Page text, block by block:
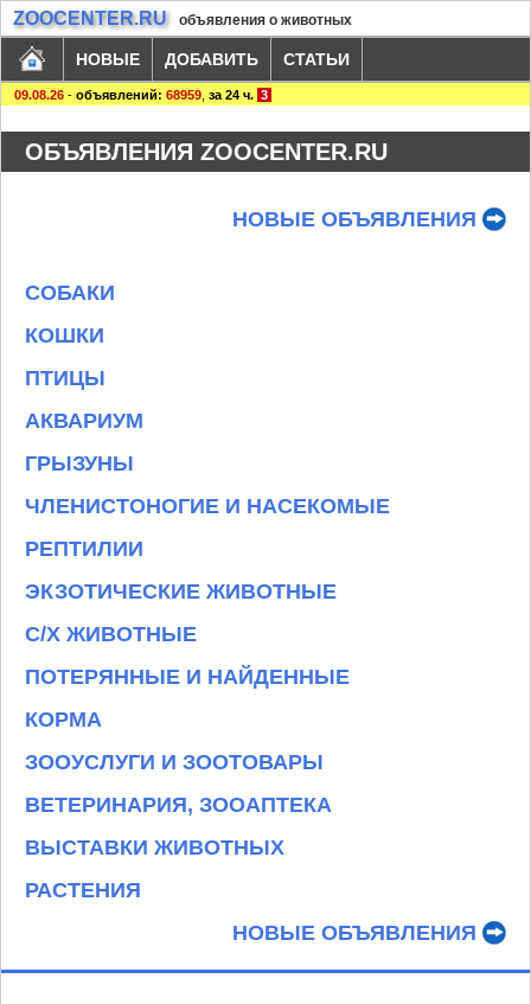
ZOOCENTER.RU объявления о животных
НОВЫЕ ДОБАВИТЬ СТАТЬИ
09.08.26 - объявлений: 68959 за 24 ч. 3
ОБЪЯВЛЕНИЯ ZOOCENTER.RU
НОВЫЕ ОБЪЯВЛЕНИЯ
СОБАКИ
КОШКИ
ПТИЦЫ
АКВАРИУМ
ГРЫЗУНЫ
ЧЛЕНИСТОНОГИЕ И НАСЕКОМЫЕ
РЕПТИЛИИ
ЭКЗОТИЧЕСКИЕ ЖИВОТНЫЕ
С/Х ЖИВОТНЫЕ
ПОТЕРЯННЫЕ И НАЙДЕННЫЕ
КОРМА
ЗООУСЛУГИ И ЗООТОВАРЫ
ВЕТЕРИНАРИЯ, ЗООАПТЕКА
ВЫСТАВКИ ЖИВОТНЫХ
РАСТЕНИЯ
НОВЫЕ ОБЪЯВЛЕНИЯ